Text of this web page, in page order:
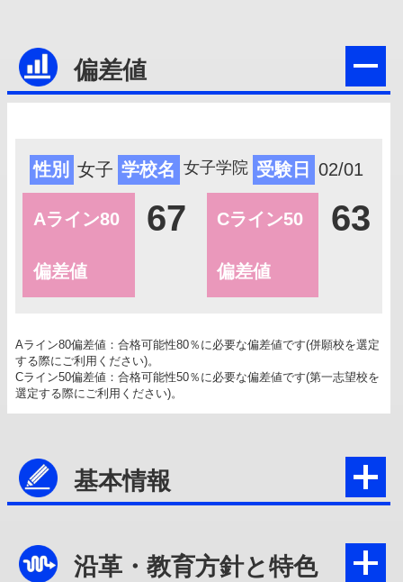
偏差値
性別 女子 学校名 女子学院 受験日 02/01
Aライン80
偏差値
67 Cライン50
偏差値
63
Aライン80偏差値：合格可能性80％に必要な偏差値です(併願校を選定
する際にご利用ください)。
Cライン50偏差値：合格可能性50％に必要な偏差値です(第一志望校を
選定する際にご利用ください)。
基本情報
沿革・教育方針と特色